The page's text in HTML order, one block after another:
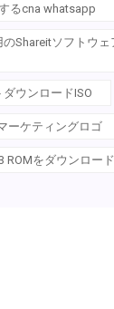
るcna whatsapp
Shareitソフトウェ
ウンロードISO
ーケティングロゴ
ROMをダウンロード